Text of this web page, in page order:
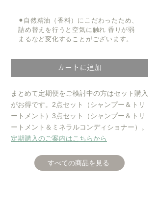
​⚫︎ 自然精油（香料）にこだわったため、
詰め替えを行うと空気に触れ 香りが弱
まるなど変化することがございます。
カートに追加
まとめて定期便をご検討中の方はセット購入
がお得です。2点セット（シャンプー＆トリ
ートメント）3点セット（シャンプー＆トリ
ートメント＆ミネラルコンディショナー）。
​定期購入のご案内はこちらから
すべての商品を見る